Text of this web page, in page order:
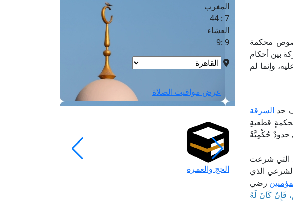
محكمة
بين أحكام
وإنما لم
حد السرقة
قطعيةِ
حدودٌ حُكْمِيَّةٌ
التي شرعت
الذي
رضي
فَإِنْ كَانَ لَهُ
المغرب
7 : 44
العشاء
9 :9
عرض مواقيت الصلاة
الحج والعمرة